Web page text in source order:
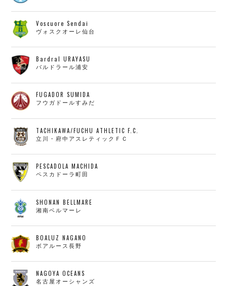
Voscuore Sendai
ヴォスクオーレ仙台
Bardral URAYASU
バルドラール浦安
FUGADOR SUMIDA
フウガドールすみだ
TACHIKAWA/FUCHU ATHLETIC F.C.
立川・府中アスレティックＦＣ
PESCADOLA MACHIDA
ペスカドーラ町田
SHONAN BELLMARE
湘南ベルマーレ
BOALUZ NAGANO
ボアルース長野
NAGOYA OCEANS
名古屋オーシャンズ